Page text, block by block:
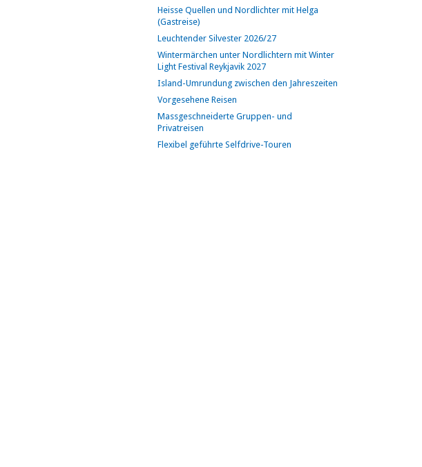
Heisse Quellen und Nordlichter mit Helga
(Gastreise)
Leuchtender Silvester 2026/27
Wintermärchen unter Nordlichtern mit Winter
Light Festival Reykjavik 2027
Island-Umrundung zwischen den Jahreszeiten
Vorgesehene Reisen
Massgeschneiderte Gruppen- und
Privatreisen
Flexibel geführte Selfdrive-Touren